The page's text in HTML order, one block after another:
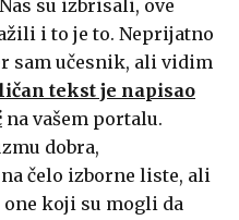
su izbrisali, ove
i to je to. Neprijatno
sam učesnik, ali vidim
tekst je napisao
na vašem portalu.
dobra,
čelo izborne liste, ali
koji su mogli da